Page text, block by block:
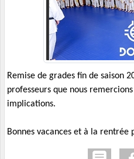
Remise de grades fin de saison
professeurs que nous
implications.
Bonnes vacances et à la rentrée